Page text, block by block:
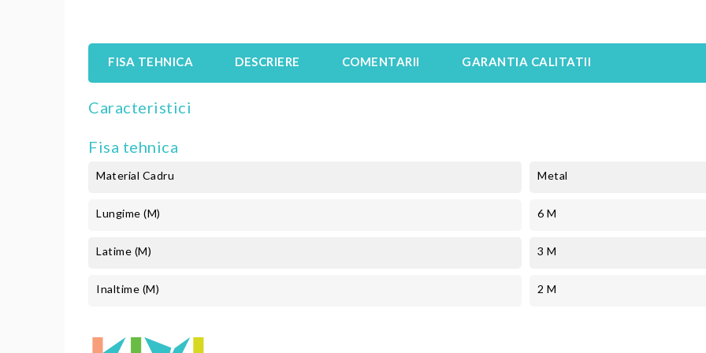
FISA TEHNICA DESCRIERE COMENTARII GARANTIA CALITATII
Caracteristici
Fisa tehnica
Material Cadru Metal
Lungime (m) 6 M
Latime (m) 3 M
Inaltime (m) 2 M